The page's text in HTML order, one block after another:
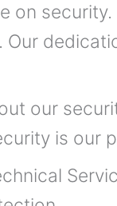
on
Our
our
is our